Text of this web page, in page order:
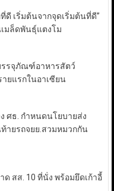
ดี เริ่มต้นจากจุดเริ่มต้นที่ดี”
มล็ดพันธุ์แตงโม
รรจุภัณฑ์อาหารสัตว์
ายแรกในอาเซียน
ศธ. กำหนดนโยบายส่ง
ายรถจยย.สวมหมวกกัน
ด สส. 10 ที่นั่ง พร้อมยึดเก้าอี้